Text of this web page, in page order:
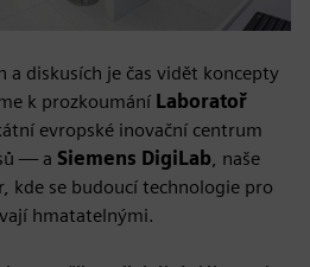
a diskusích je čas vidět koncepty
k prozkoumání Laboratoř
evropské inovační centrum
— a Siemens DigiLab, naše
kde se budoucí technologie pro
hmatatelnými.